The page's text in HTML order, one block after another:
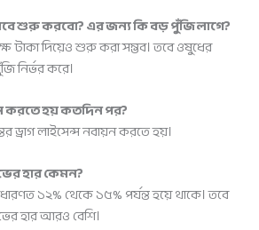
শুরু করবো? এর জন্য কি বড় পুঁজি লাগে?
দিয়েও শুরু করা সম্ভব। তবে ওষুধের
নির্ভর করে।
করতে হয় কতদিন পর?
ড্রাগ লাইসেন্স নবায়ন করতে হয়।
হার কেমন?
১২% থেকে ১৫% পর্যন্ত হয়ে থাকে। তবে
হার আরও বেশি।